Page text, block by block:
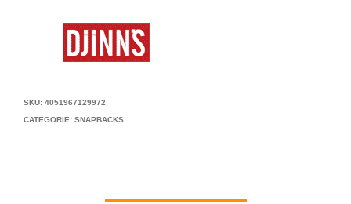
SKU: 4051967129972
CATEGORIE: SNAPBACKS